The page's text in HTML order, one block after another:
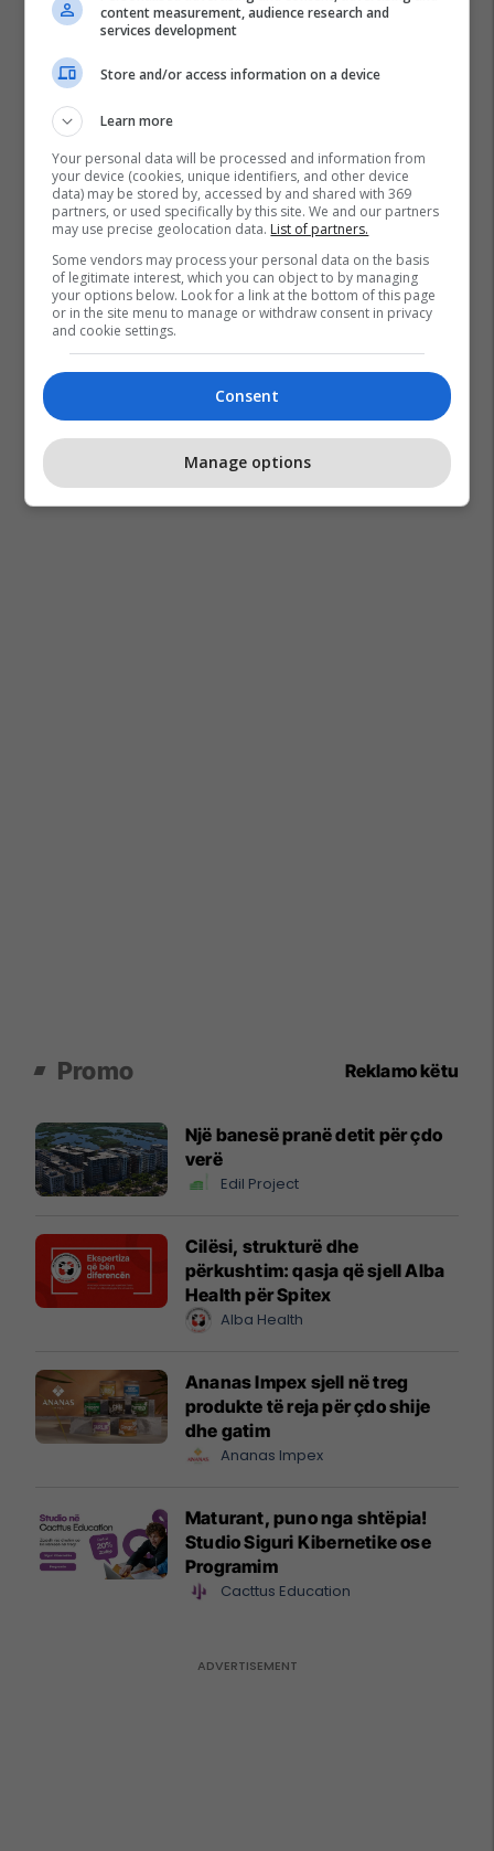
Aeroplani Missouri Shba Tornado
Promo Reklamo këtu
Një banesë pranë detit për çdo
verë
Edil Project
Cilësi, strukturë dhe
përkushtim: qasja që sjell Alba
Health për Spitex
Alba Health
Ananas Impex sjell në treg
produkte të reja për çdo shije
dhe gatim
Ananas Impex
Maturant, puno nga shtëpia!
Studio Siguri Kibernetike ose
Programim
Cacttus Education
content measurement, audience research and
services development
Store and/or access information on a device
Learn more
Your personal data will be processed and information from
your device (cookies, unique identifiers, and other device
data) may be stored by, accessed by and shared with 369
partners, or used specifically by this site. We and our partners
may use precise geolocation data. List of partners.
Some vendors may process your personal data on the basis
of legitimate interest, which you can object to by managing
your options below. Look for a link at the bottom of this page
or in the site menu to manage or withdraw consent in privacy
and cookie settings.
Consent
Manage options